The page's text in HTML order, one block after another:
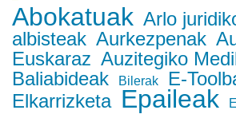
Abokatuak Arlo
albisteak Aurkezpenak
Euskaraz Auzitegiko
Baliabideak
Bilerak
E-
Elkarrizketa Epaileak